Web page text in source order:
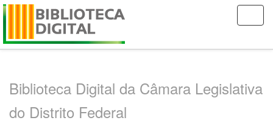
Skip
Biblioteca Digital da Câmara Legislativa
do Distrito Federal